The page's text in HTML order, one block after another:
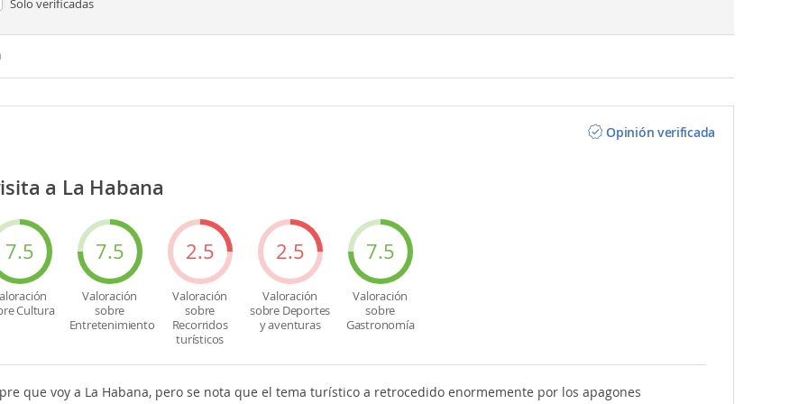
Solo verificadas
Opinión verificada
a La Habana
7.5
Cultura
7.5
Valoración
sobre
Entretenimiento
2.5
Valoración
sobre
Recorridos
turísticos
2.5
Valoración
sobre Deportes
y aventuras
7.5
Valoración
sobre
Gastronomía
que voy a La Habana, pero se nota que el tema turístico a retrocedido enormemente por los apagones